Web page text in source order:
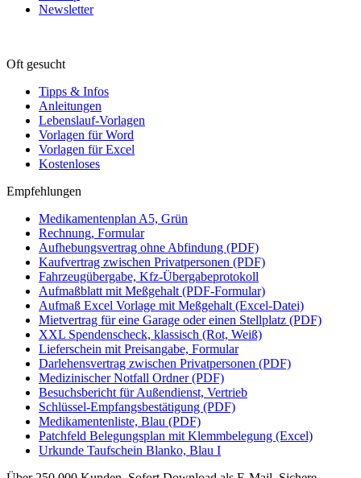
Newsletter
Oft gesucht
Tipps & Infos
Anleitungen
Lebenslauf-Vorlagen
Vorlagen für Word
Vorlagen für Excel
Kostenloses
Empfehlungen
Medikamentenplan A5, Grün
Rechnung, Formular
Aufhebungsvertrag ohne Abfindung (PDF)
Kaufvertrag zwischen Privatpersonen (PDF)
Fahrzeugübergabe, Kfz-Übergabeprotokoll
Aufmaßblatt mit Meßgehalt (PDF-Formular)
Aufmaß Excel Vorlage mit Meßgehalt (Excel-Datei)
Mietvertrag für eine Garage oder einen Stellplatz (PDF)
XXL Spendenscheck, klassisch (Rot, Weiß)
Lieferschein mit Preisangabe, Formular
Darlehensvertrag zwischen Privatpersonen (PDF)
Medizinischer Notfall Ordner (PDF)
Besuchsbericht für Außendienst, Vertrieb
Schlüssel-Empfangsbestätigung (PDF)
Medikamentenliste, Blau (PDF)
Patchfeld Belegungsplan mit Klemmbelegung (Excel)
Urkunde Taufschein Blanko, Blau I